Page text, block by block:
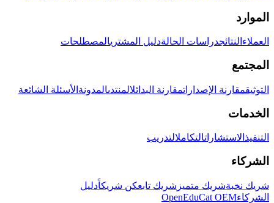
الموارد
العملاء النتائجدراسات الحالةدليل المشتريالمصطلحات
المجتمع
التوثيقمقارنة الإصداراتمقارنة البدائلالمنتدىالمدونة الأسئلة الشائعة
الخدمات
التنفيذ الاستشاراتالتكاملالتدريب
الشركاء
شريك نخبةشريك متميز شريك تابعكن شريكاًدليل
الشركاءOpenEduCat OEM